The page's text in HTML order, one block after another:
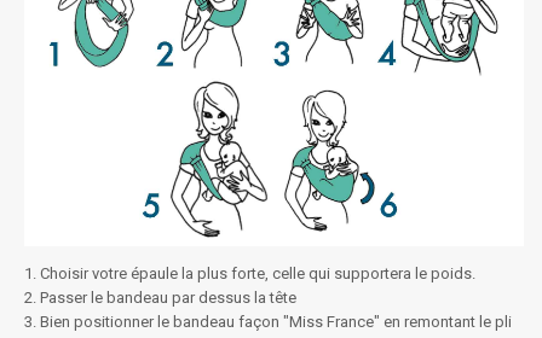
1. Choisir votre épaule la plus forte, celle qui supportera le poids.
2. Passer le bandeau par dessus la tête
3. Bien positionner le bandeau façon "Miss France" en remontant le pli